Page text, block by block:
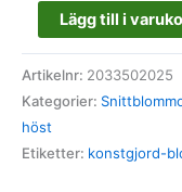
Lägg till i
Artikelnr: 2033502025
Kategorier:
höst
Etiketter: konstgjord-